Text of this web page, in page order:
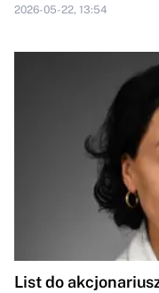
2026-05-22, 13:54
List do